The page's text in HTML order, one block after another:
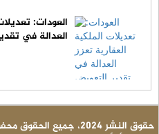
العودات:
العدالة في
© حقوق النشر 2024، جميع الحقوق محفوظة | نبأ الأردن